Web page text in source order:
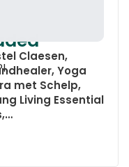
Claesen,
Yoga
met Schelp,
Living Essential